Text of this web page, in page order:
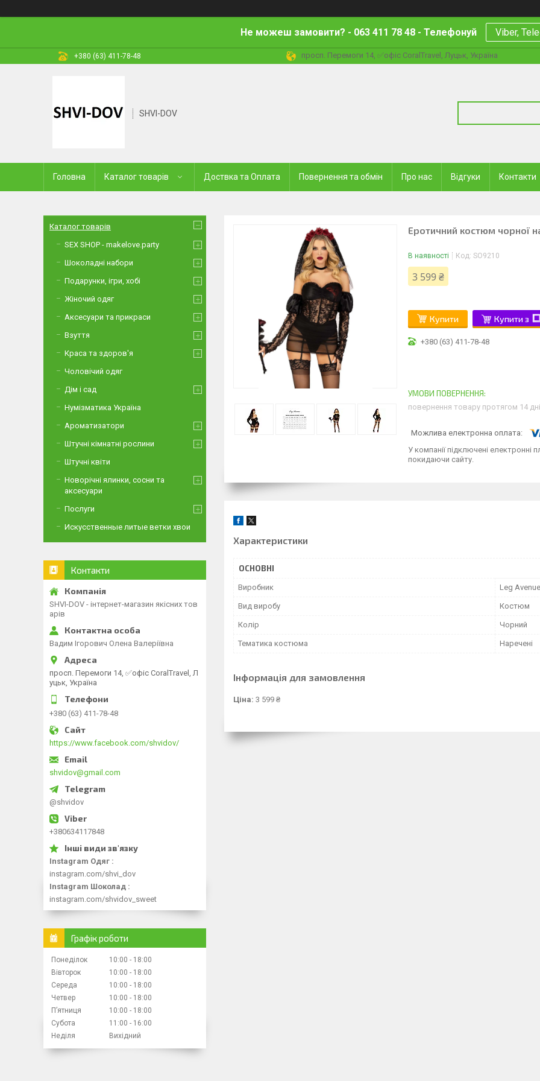
Не можеш замовити? - 063 411 78 48 - Телефонуй Viber,
+380 (63) 411-78-48 просп. Перемоги 14, ✅офіс CoralTravel, Луцьк, Україна
SHVI-DOV
Головна Каталог товарів Доствка та Оплата Повернення та обмін Про нас Відгуки Контакти
Еротичний костюм чорної
В наявності Код: SO9210
3 599 ₴
Купити Купити з
+380 (63) 411-78-48
повернення товару протягом 14
У компанії підключені електронні
покидаючи сайту.
Характеристики
ОСНОВНІ
Виробник Leg Avenue
Вид виробу Костюм
Колір Чорний
Тематика костюма Наречені
Інформація для замовлення
Ціна: 3 599 ₴
Каталог товарів
SEX SHOP - makelove.party
Шоколадні набори
Подарунки, ігри, хобі
Жіночий одяг
Аксесуари та прикраси
Взуття
Краса та здоров'я
Чоловічий одяг
Дім і сад
Нумізматика Україна
Ароматизатори
Штучні кімнатні рослини
Штучні квіти
Новорічні ялинки, сосни та
аксесуари
Послуги
Искусственные литые ветки хвои
Контакти
SHVI-DOV - інтернет-магазин якісних тов
арів
Вадим Ігорович Олена Валеріївна
просп. Перемоги 14, ✅офіс CoralTravel, Л
уцьк, Україна
+380 (63) 411-78-48
https://www.facebook.com/shvidov/
shvidov@gmail.com
@shvidov
+380634117848
Instagram Одяг
instagram.com/shvi_dov
Instagram Шоколад
instagram.com/shvidov_sweet
Графік роботи
Понеділок 10:00
18:00
Вівторок
10:00
18:00
Середа
10:00
18:00
Четвер
10:00
18:00
Пʼятниця
10:00
18:00
Субота
11:00
16:00
Неділя
Вихідний